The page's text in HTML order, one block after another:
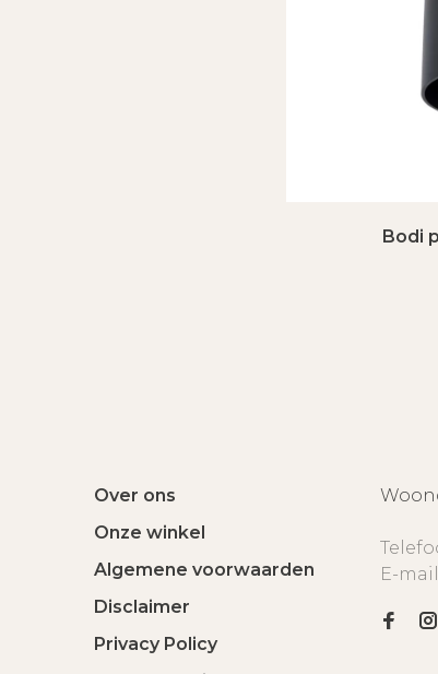
Bodi
Over ons
Onze winkel
Algemene voorwaarden
Disclaimer
Privacy Policy
E-